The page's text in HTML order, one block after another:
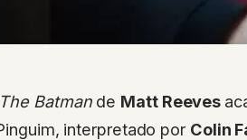
The Batman de Matt Reeves
interpretado por Colin